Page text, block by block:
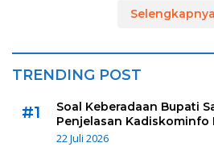
Selengkapnya
TRENDING POST
#1
Soal Keberadaan Bupati
Penjelasan Kadiskominfo
22 Juli 2026